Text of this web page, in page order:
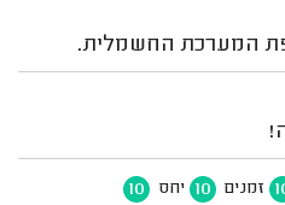
המערכת החשמלית.
זמנים 10 יחס 10